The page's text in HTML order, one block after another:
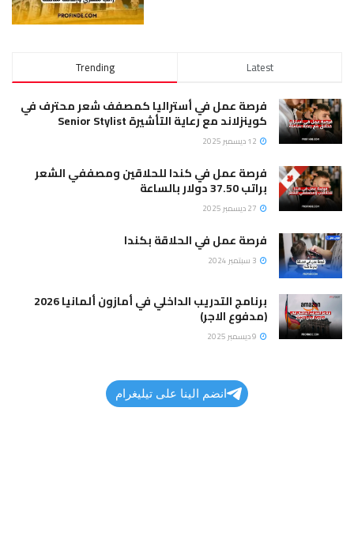
Trending Latest
فرصة عمل في أستراليا كمصفف شعر محترف في
كوينزلاند مع رعاية التأشيرة Senior Stylist
فرصة عمل في كندا للحلاقين ومصففي الشعر
براتب 37.50 دولار بالساعة
فرصة عمل في الحلاقة بكندا
برنامج التدريب الداخلي في أمازون ألمانيا 2026
(مدفوع الاجر)
انضم الينا على تيليغرام